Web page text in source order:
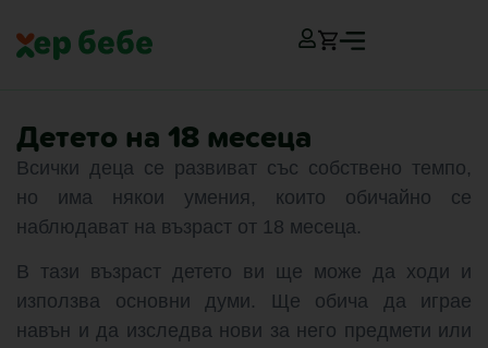
Детето на 18 месеца
Всички деца се развиват със собствено темпо,
но има някои умения, които обичайно се
наблюдават на възраст от 18 месеца.
В тази възраст детето ви ще може да ходи и
използва основни думи. Ще обича да играе
навън и да изследва нови за него предмети или